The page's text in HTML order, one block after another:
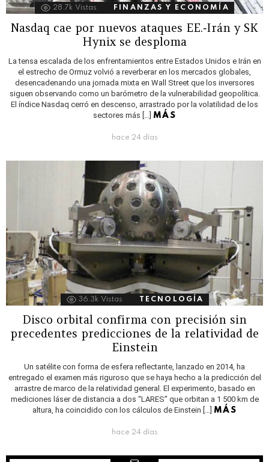
28.7k Vistas FINANZAS Y ECONOMÍA
Nasdaq cae por nuevos ataques EE.‑Irán y SK
Hynix se desploma
La tensa escalada de los enfrentamientos entre Estados Unidos e Irán en
el estrecho de Ormuz volvió a reverberar en los mercados globales,
desencadenando una jornada mixta en Wall Street que los inversores
siguen observando como un barómetro de la vulnerabilidad geopolítica.
El índice Nasdaq cerró en descenso, arrastrado por la volatilidad de los
sectores más […] MÁS
hace 24 días
36.3k Vistas TECNOLOGÍA
Disco orbital confirma con precisión sin
precedentes predicciones de la relatividad de
Einstein
Un satélite con forma de esfera reflectante, lanzado en 2014, ha
entregado el examen más riguroso que se haya hecho a la predicción del
arrastre de marco de la relatividad general. El experimento, basado en
mediciones láser de distancia a dos “LARES” que orbitan a 1 500 km de
altura, ha coincidido con los cálculos de Einstein […] MÁS
hace 24 días